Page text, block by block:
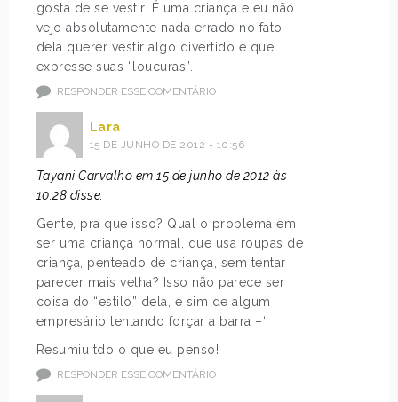
gosta de se vestir. É uma criança e eu não
vejo absolutamente nada errado no fato
dela querer vestir algo divertido e que
expresse suas “loucuras”.
RESPONDER ESSE COMENTÁRIO
Lara
15 DE JUNHO DE 2012 - 10:56
Tayani Carvalho em 15 de junho de 2012 às
10:28 disse:
Gente, pra que isso? Qual o problema em
ser uma criança normal, que usa roupas de
criança, penteado de criança, sem tentar
parecer mais velha? Isso não parece ser
coisa do “estilo” dela, e sim de algum
empresário tentando forçar a barra –‘
Resumiu tdo o que eu penso!
RESPONDER ESSE COMENTÁRIO